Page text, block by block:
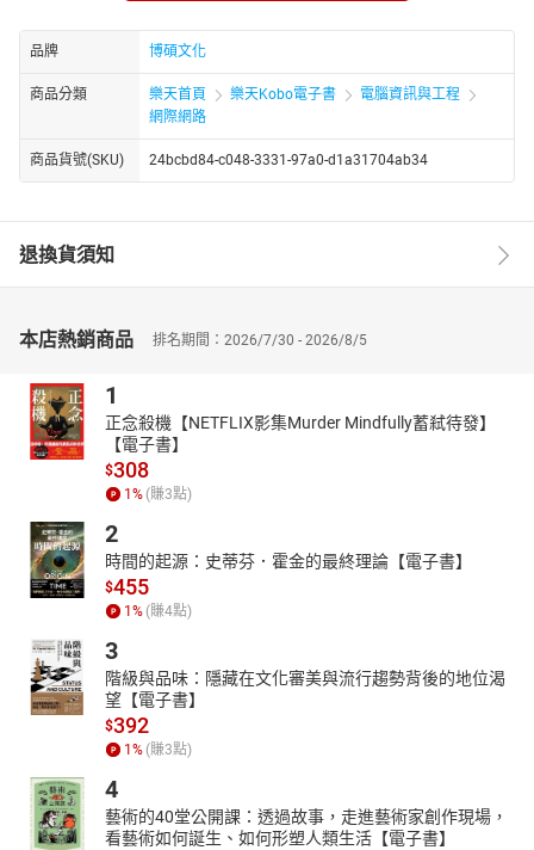
★LinqDataSource、ObjectDataSource（商業物件）控制項的深入
解說，搭配Class類別檔。
★自己動手寫首頁、網站增修功能。不需大型控制項，磨練
★強調網站的Master-Detail（主表明細）涵蓋電子商務、知識管
理、媒體網站各種需求。
★網路問卷、線上投票、網路長條圖的應用。ASP.NET Chart（圖
表）控制項入門。
★「全自動化投票」範例即裝即用。「動態問卷產生器」可自行搭
★北風貿易系統、線上飲料訂購系統，一個畫面完成關聯式訂單、
購物車。
★OutputCache網頁輸出快取，輕而易舉提升網頁效能。
★One ASP.NET，Web Form的Model Binding。
〈範例請至博碩官網下載〉
品牌 博碩文化
商品分類 樂天首頁 樂天Kobo電子書
電腦資訊與工程
網際網路
商品貨號(SKU) 24bcbd84-c048-3331-97a0-d1a31704ab34
退換貨須知
本店熱銷商品 排名期間：2026/7/30 - 2026/8/5
1
正念殺機【NETFLIX影集Murder Mindfully蓄弒待發】
【電子書】
$308
1 % (賺3點)
2
時間的起源：史蒂芬．霍金的最終理論【電子書】
$455
1 % (賺4點)
3
階級與品味：隱藏在文化審美與流行趨勢背後的地位渴
望【電子書】
$392
1 % (賺3點)
4
藝術的40堂公開課：透過故事，走進藝術家創作現場，
看藝術如何誕生、如何形塑人類生活【電子書】